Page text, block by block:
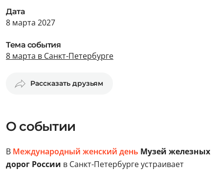
Дата
8 марта 2027
Тема события
8 марта в Санкт-Петербурге
Рассказать друзьям
О событии
В Международный женский день Музей железных
дорог России в Санкт-Петербурге устраивает